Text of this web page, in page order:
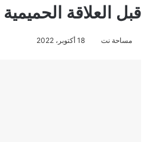
قبل العلاقة الحميمية
مساحة نت 18 أكتوبر، 2022